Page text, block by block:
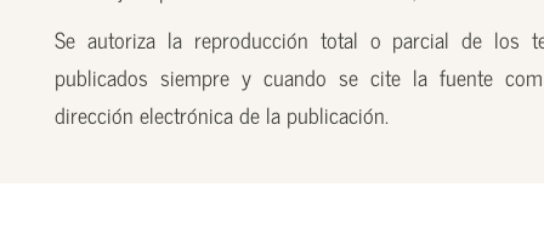
Se autoriza la reproducción total o parcial de los
publicados siempre y cuando se cite la fuente
dirección electrónica de la publicación.